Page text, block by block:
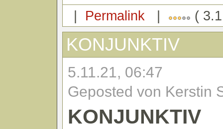
| Permalink | (
KONJUNKTIV
5.11.21, 06:47
Geposted von Kerstin
KONJUNKTIV